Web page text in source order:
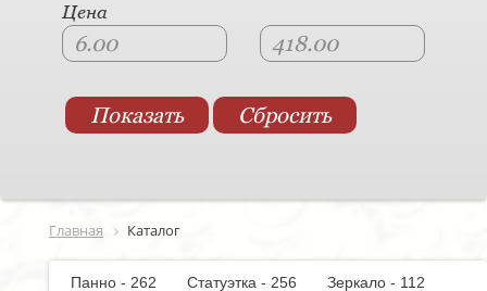
Цена
Главная Каталог
Панно - 262 Статуэтка - 256
Зеркало - 112